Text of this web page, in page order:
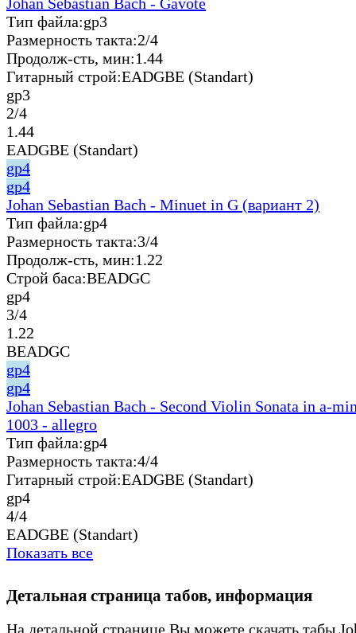
Тип файла:gp3
Размерность такта:2/4
Продолж-сть, мин:1.44
Гитарный строй:EADGBE (Standart)
gp3
2/4
1.44
EADGBE (Standart)
gp4
gp4
Johan Sebastian Bach - Minuet in G (вариант 2)
Тип файла:gp4
Размерность такта:3/4
Продолж-сть, мин:1.22
Строй баса:BEADGC
gp4
3/4
1.22
BEADGC
gp4
gp4
Johan Sebastian Bach - Second Violin Sonata in a-
1003 - allegro
Тип файла:gp4
Размерность такта:4/4
Гитарный строй:EADGBE (Standart)
gp4
4/4
EADGBE (Standart)
Показать все
Детальная страница табов, информация
На детальной странице Вы можете скачать табы